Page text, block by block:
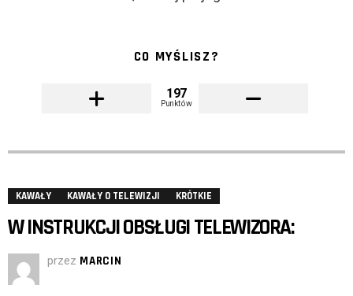
CO MYŚLISZ?
197
Punktów
KAWAŁY KAWAŁY O TELEWIZJI KRÓTKIE
W INSTRUKCJI OBSŁUGI TELEWIZORA:
przez MARCIN